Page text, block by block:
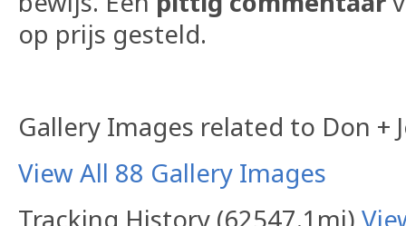
op prijs gesteld.
Gallery Images related to Don +
View All 88 Gallery Images
Tracking History (62547.1mi)